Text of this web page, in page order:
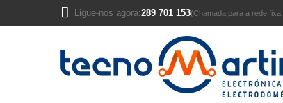
Ligue-nos agora:289 701 153(Chamada para a rede fixa